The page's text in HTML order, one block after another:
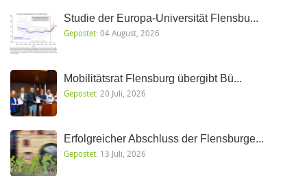
Studie der Europa-Universität Flensbu...
Gepostet:04 August, 2026
Mobilitätsrat Flensburg übergibt Bü...
Gepostet: 20 Juli, 2026
Erfolgreicher Abschluss der Flensburge...
Gepostet: 13 Juli, 2026